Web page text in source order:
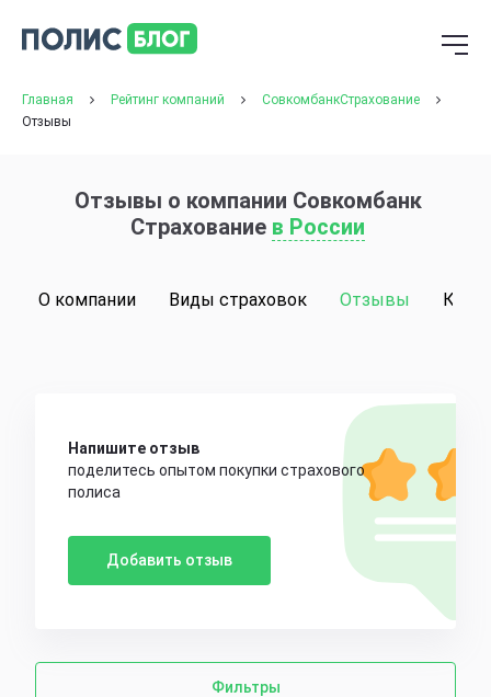
Главная Рейтинг компаний
СовкомбанкСтрахование
Отзывы
Отзывы о компании Совкомбанк
Страхование в России
О компании Виды страховок Отзывы
Напишите отзыв
поделитесь опытом покупки страхового
полиса
Добавить отзыв
Фильтры